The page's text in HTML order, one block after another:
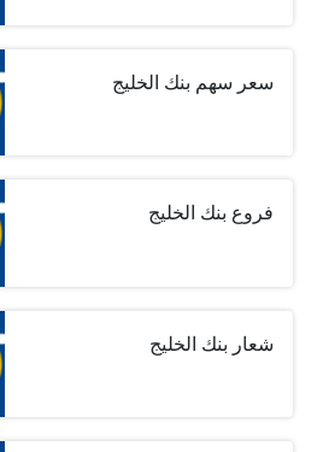
سعر سهم بنك الخليج
فروع بنك الخليج
شعار بنك الخليج